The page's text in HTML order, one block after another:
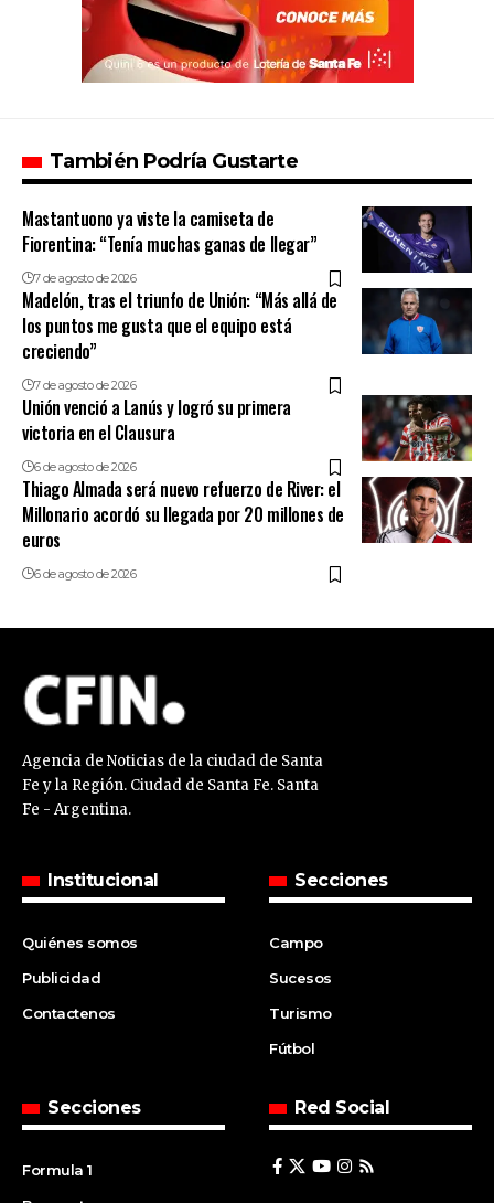
También Podría Gustarte
Mastantuono ya viste la camiseta de
Fiorentina: “Tenía muchas ganas de llegar”
7 de agosto de 2026
Madelón, tras el triunfo de Unión: “Más allá de
los puntos me gusta que el equipo está
creciendo”
7 de agosto de 2026
Unión venció a Lanús y logró su primera
victoria en el Clausura
6 de agosto de 2026
Thiago Almada será nuevo refuerzo de River: el
Millonario acordó su llegada por 20 millones de
euros
6 de agosto de 2026
Agencia de Noticias de la ciudad de Santa
Fe y la Región. Ciudad de Santa Fe. Santa
Fe - Argentina.
Institucional
Quiénes somos
Publicidad
Contactenos
Secciones
Campo
Sucesos
Turismo
Fútbol
Secciones
Formula 1
Red Social